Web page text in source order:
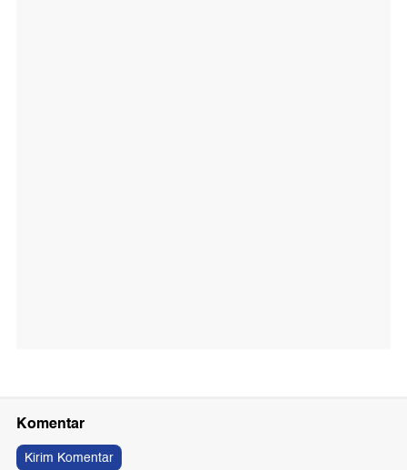
Komentar
Kirim Komentar